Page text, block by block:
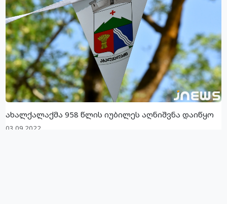
ახალქალაქმა 958 წლის იუბილეს აღნიშვნა დაიწყო
03.09.2022